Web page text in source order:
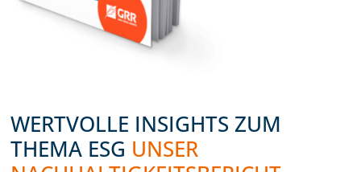
WERTVOLLE INSIGHTS ZUM
THEMA ESG UNSER